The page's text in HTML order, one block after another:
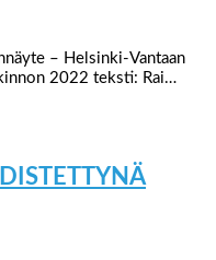
– Helsinki-Vantaan
2022 teksti: Rai…